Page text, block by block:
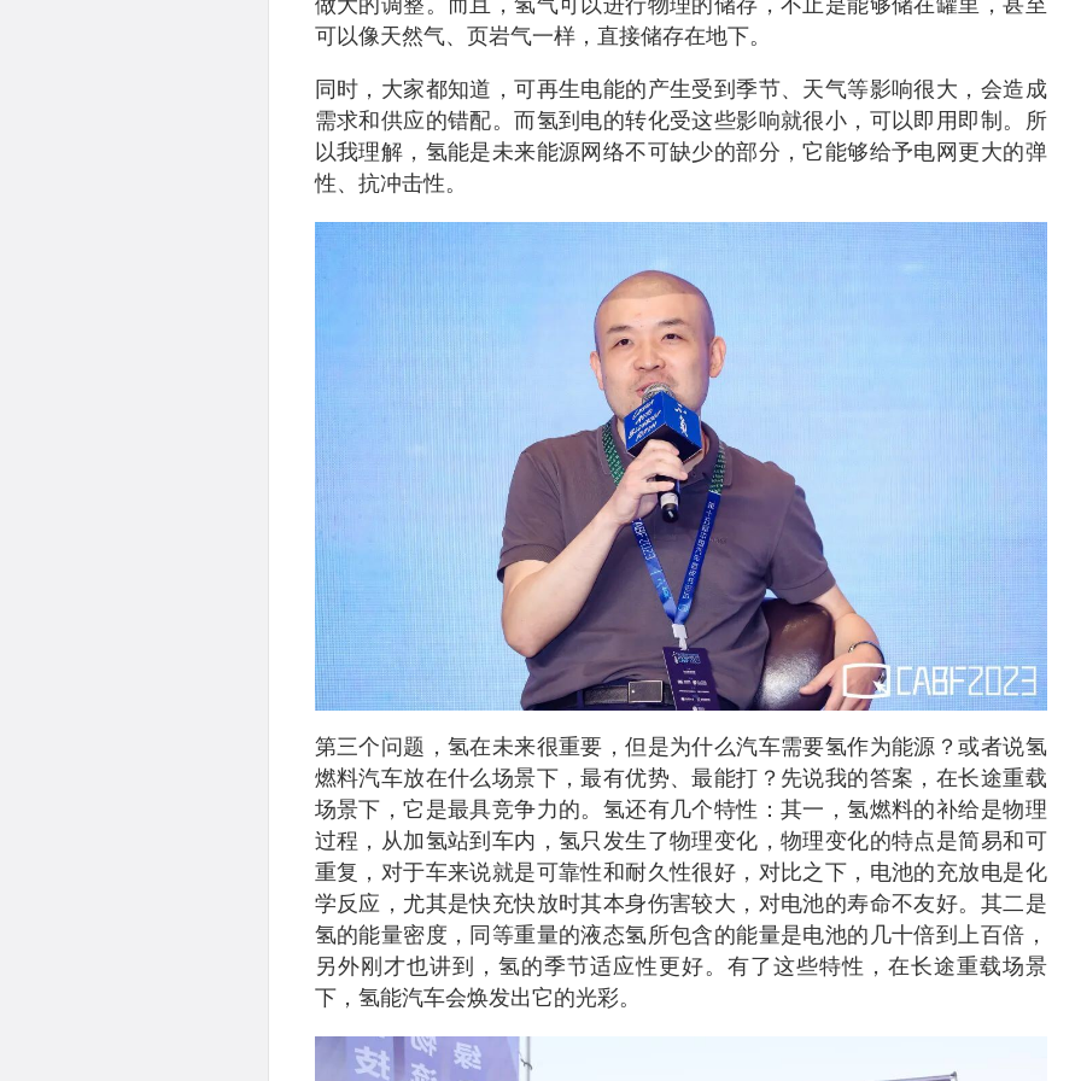
做大的调整。而且，氢气可以进行物理的储存，不止是能够储在罐里，甚至
可以像天然气、页岩气一样，直接储存在地下。
同时，大家都知道，可再生电能的产生受到季节、天气等影响很大，会造成
需求和供应的错配。而氢到电的转化受这些影响就很小，可以即用即制。所
以我理解，氢能是未来能源网络不可缺少的部分，它能够给予电网更大的弹
性、抗冲击性。
第三个问题，氢在未来很重要，但是为什么汽车需要氢作为能源？或者说氢
燃料汽车放在什么场景下，最有优势、最能打？先说我的答案，在长途重载
场景下，它是最具竞争力的。氢还有几个特性：其一，氢燃料的补给是物理
过程，从加氢站到车内，氢只发生了物理变化，物理变化的特点是简易和可
重复，对于车来说就是可靠性和耐久性很好，对比之下，电池的充放电是化
学反应，尤其是快充快放时其本身伤害较大，对电池的寿命不友好。其二是
氢的能量密度，同等重量的液态氢所包含的能量是电池的几十倍到上百倍，
另外刚才也讲到，氢的季节适应性更好。有了这些特性，在长途重载场景
下，氢能汽车会焕发出它的光彩。